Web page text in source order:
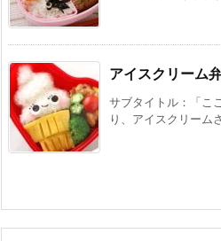
アイスクリーム
サブタイトル：「こ
り、アイスクリーム